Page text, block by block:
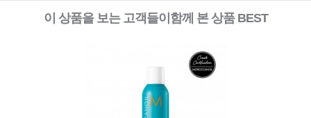
이 상품을 보는 고객들이함께 본 상품 BEST